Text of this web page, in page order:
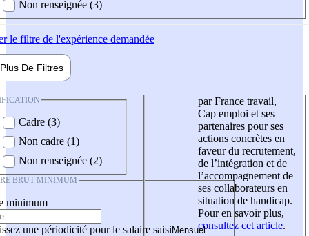
Non renseignée (3)
le filtre de l'expérience demandée
Plus De Filtres
Cadre (3)
Non cadre (1)
Non renseignée (2)
BRUT MINIMUM
minimum
une périodicité pour le salaire saisi
par France travail,
Cap emploi et ses
partenaires pour ses
actions concrètes en
faveur du recrutement,
de l’intégration et de
l’accompagnement de
ses collaborateurs en
situation de handicap.
Pour en savoir plus,
consultez cet article.